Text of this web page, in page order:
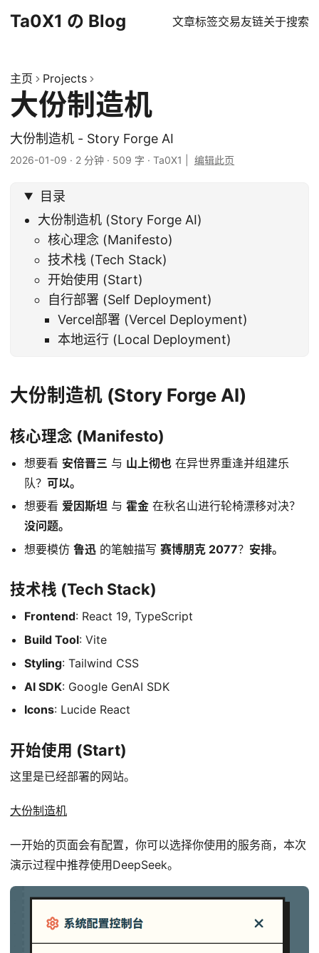
Ta0X1 の Blog 文章标签交易友链关于搜索
主页 Projects
大份制造机
大份制造机 - Story Forge AI
2026-01-09 · 2 分钟 · 509 字 · Ta0X1 编辑此页
目录
大份制造机 (Story Forge AI)
核心理念 (Manifesto)
技术栈 (Tech Stack)
开始使用 (Start)
自行部署 (Self Deployment)
Vercel部署 (Vercel Deployment)
本地运行 (Local Deployment)
大份制造机 (Story Forge AI)
核心理念 (Manifesto)
想要看 安倍晋三 与 山上彻也 在异世界重逢并组建乐
队？ 可以。
想要看 爱因斯坦 与 霍金 在秋名山进行轮椅漂移对决？
没问题。
想要模仿 鲁迅 的笔触描写 赛博朋克 2077？ 安排。
技术栈 (Tech Stack)
Frontend: React 19, TypeScript
Build Tool: Vite
Styling: Tailwind CSS
AI SDK: Google GenAI SDK
Icons: Lucide React
开始使用 (Start)
这里是已经部署的网站。
大份制造机
一开始的页面会有配置，你可以选择你使用的服务商，本次
演示过程中推荐使用DeepSeek。